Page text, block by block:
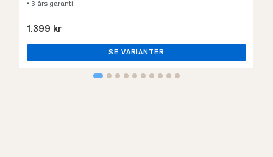
• 3 års garanti
1.399 kr
SE VARIANTER